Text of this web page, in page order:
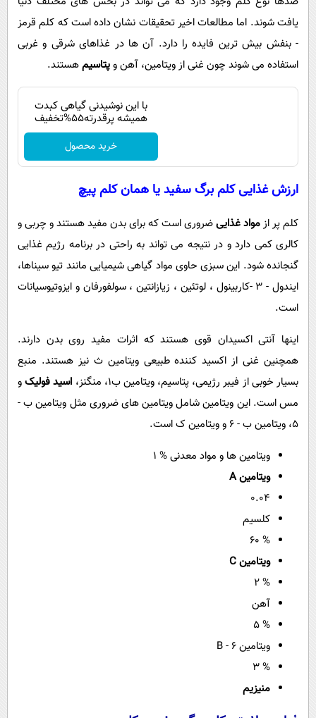
یافت شوند. اما مطالعات اخیر تحقیقات نشان داده است که کلم قرمز
- بنفش بیش ترین فایده را دارد. آن ها در غذاهای شرقی و غربی
استفاده می شوند چون غنی از ویتامین، آهن وپتاسیمهستند.
با این نوشیدنی گیاهی کبدت
همیشه پرقدرته55%تخفیف
خرید محصول
ارزش غذایی کلم برگ سفید یا همان کلم پیچ
کلم پر ازمواد غذاییضروری است که برای بدن مفید هستند و چربی و
کالری کمی دارد و در نتیجه می تواند به راحتی در برنامه رژیم غذایی
گنجانده شود. این سبزی حاوی مواد گیاهی شیمیایی مانند تیو سیناها،
ایندول - 3 -کاربینول ، لوتئین ، زیازانتین ، سولفورفان و ایزوتیوسیانات
است.
اینها آنتی اکسیدان قوی هستند که اثرات مفید روی بدن دارند.
همچنین غنی از اکسید کننده طبیعی ویتامین ث نیز هستند. منبع
بسیار خوبی از فیبر رژیمی، پتاسیم، ویتامین ب1، منگنز،
اسید فولیکو
مس است. این ویتامین شامل ویتامین های ضروری مثل ویتامین ب -
5، ویتامین ب - 6 و ویتامین ک است.
ویتامین ها و مواد معدنی % 1
ویتامین A
0.04
کلسیم
% 60
ویتامین C
% 2
آهن
% 5
ویتامین B - 6
% 3
منیزیم